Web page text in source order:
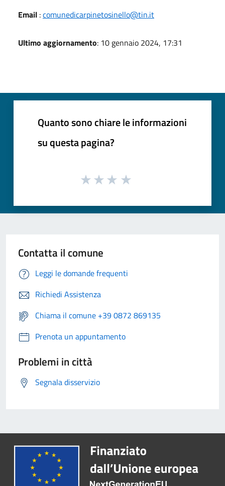
Email :comunedicarpinetosinello@tin.it
Ultimo aggiornamento: 10 gennaio 2024, 17:31
Quanto sono chiare le informazioni
su questa pagina?
Contatta il comune
Leggi le domande frequenti
Richiedi Assistenza
Chiama il comune +39 0872 869135
Prenota un appuntamento
Problemi in città
Segnala disservizio